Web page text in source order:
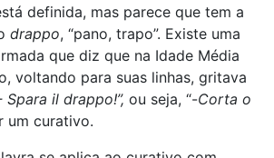
definida, mas parece que tem a
drappo, “pano, trapo”. Existe uma
que diz que na Idade Média
voltando para suas linhas, gritava
Spara il drappo!”, ou seja, “-Corta o
um curativo.